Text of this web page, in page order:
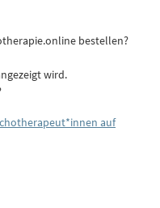
bestellen?
wird.
auf